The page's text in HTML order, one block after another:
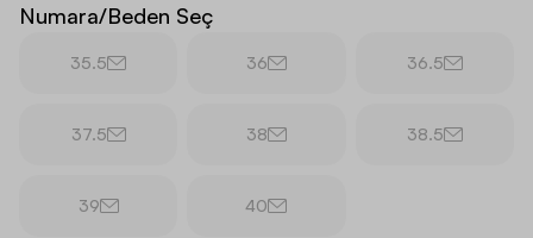
Numara/Beden Seç
35.5 36 36.5
37.5 38 38.5
39 40